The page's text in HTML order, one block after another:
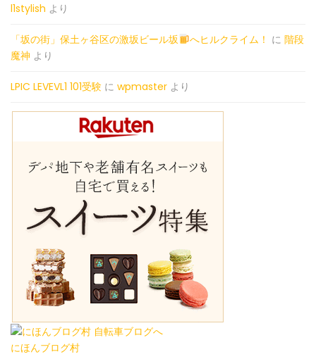
l1stylish より
「坂の街」保土ヶ谷区の激坂ビール坂 へヒルクライム！ に 階段
魔神 より
LPIC LEVEVL1 101受験 に wpmaster より
にほんブログ村